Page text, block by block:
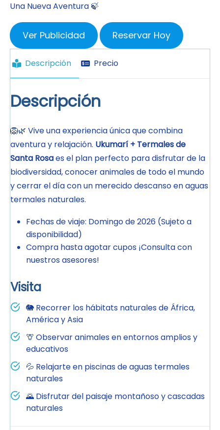
Una Nueva Aventura 🍃
Ver Publicidad Reservar Hoy
Descripción Precio
Descripción
🦁🌿 Vive una experiencia única que combina
aventura y relajación. Ukumarí + Termales de
Santa Rosaes el plan perfecto para disfrutar de la
biodiversidad, conocer animales de todo el mundo
y cerrar el día con un merecido descanso en aguas
termales naturales.
Fechas de viaje: Domingo de 2026 (Sujeto a
disponibilidad)
Compra hasta agotar cupos ¡Consulta con
nuestros asesores!
Visita
🐘 Recorrer los hábitats naturales de África,
América y Asia
🦒 Observar animales en entornos amplios y
educativos
💦 Relajarte en piscinas de aguas termales
naturales
🌄 Disfrutar del paisaje montañoso y cascadas
naturales